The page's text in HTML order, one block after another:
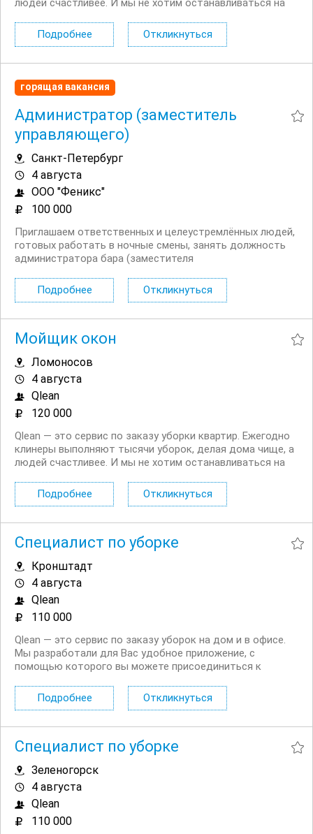
людей счастливее. И мы не хотим останавливаться на
нуждаемся именно в вас. Что мы ждем от вас: —
качественное мытье окон с обеих сторон; —...
Подробнее Откликнуться
горящая вакансия
Администратор (заместитель
управляющего)
Санкт-Петербург
4 августа
ООО "Феникс"
100 000
Приглашаем ответственных и целеустремлённых людей,
готовых работать в ночные смены, занять должность
администратора бара (заместителя
лидерские качества и управленческие навыки. Условия:
График ночной: 2/2, c 19:00 до 07:00. Стажировка по
Подробнее Откликнуться
Мойщик окон
Ломоносов
4 августа
Qlean
120 000
Qlean — это сервис по заказу уборки квартир. Ежегодно
клинеры выполняют тысячи уборок, делая дома чище, а
людей счастливее. И мы не хотим останавливаться на
нуждаемся именно в вас. Что мы ждем от вас: —
качественное мытье окон с обеих сторон; —...
Подробнее Откликнуться
Специалист по уборке
Кронштадт
4 августа
Qlean
110 000
Qlean — это сервис по заказу уборок на дом и в офисе.
Мы разработали для Вас удобное приложение, с
помощью которого вы можете присоединиться к
уборку: поддерживающая уборка: исполнитель моет и
убирает комнаты, кухню, коридор и санузлы, а...
Подробнее Откликнуться
Специалист по уборке
Зеленогорск
4 августа
Qlean
110 000